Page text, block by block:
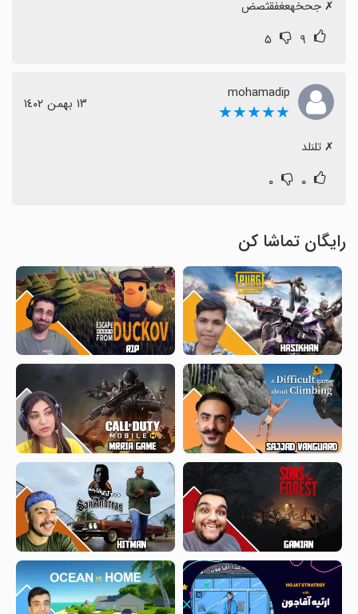
‏✗ جحخهعغفقثصض
۹ ۵
mohamadip
★★★★★ ١٣ بهمن ١٤٠٢
‏✗ تلنلد
۰ ۰
رایگان تماشا کن